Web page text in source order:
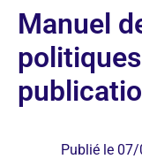
Manuel
Publié le 07/